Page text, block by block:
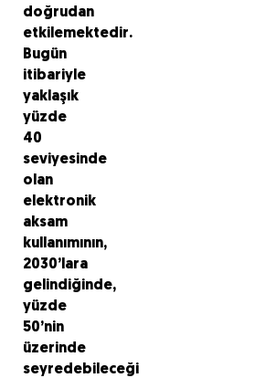
doğrudan
etkilemektedir.
Bugün
itibariyle
yaklaşık
yüzde
40
seviyesinde
olan
elektronik
aksam
kullanımının,
2030’lara
gelindiğinde,
yüzde
50’nin
üzerinde
seyredebileceği